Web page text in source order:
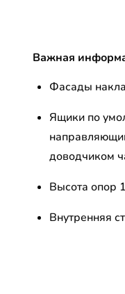
Важная
Фасады
Ящики по
доводчиком
Высота опор
Внутренняя